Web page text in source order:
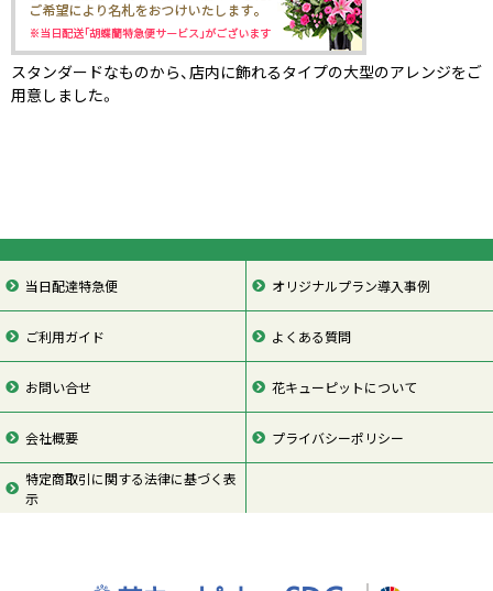
スタンダードなものから、店内に飾れるタイプの大型のアレンジをご
用意しました。
当日配達特急便 オリジナルプラン導入事例
ご利用ガイド よくある質問
お問い合せ 花キューピットについて
会社概要 プライバシーポリシー
特定商取引に関する法律に基づく表
示